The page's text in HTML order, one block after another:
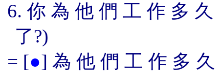
6. 你 為 他 們 工 作 多
了?)
= [●] 為 他 們 工 作 多 久